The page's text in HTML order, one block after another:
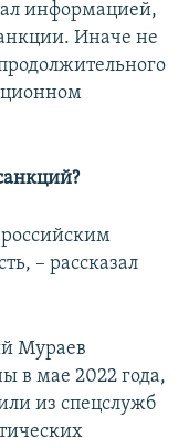
информацией,
Иначе не
– рассказал
Мураев
в мае 2022 года,
из спецслужб